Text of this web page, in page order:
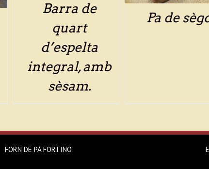
Barra de
quart
d’espelta
integral, amb
sèsam.
Pa de
FORN DE PA FORTINO